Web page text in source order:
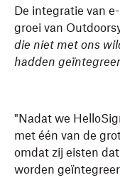
De integratie van
groei van
die niet met ons
hadden
"Nadat we
met één van de
omdat zij eisten
worden